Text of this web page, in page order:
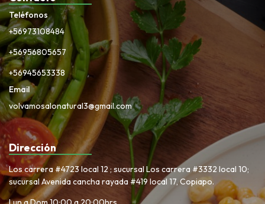
Teléfonos
+56973108484
+56956805657
+56945653338
Email
volvamosalonatural3@gmail.com
Dirección
Los carrera #4723 local 12 ; sucursal Los carrera #3332 local 10;
sucursal Avenida cancha rayada #419 local 17, Copiapo.